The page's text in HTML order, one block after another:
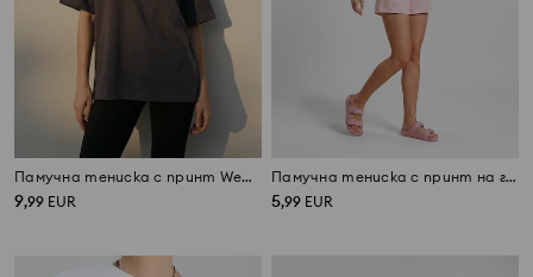
Памучна тениска с принт Wednesday
9,99 EUR
Памучна тениска с принт на гърба Barbie
5,99 EUR